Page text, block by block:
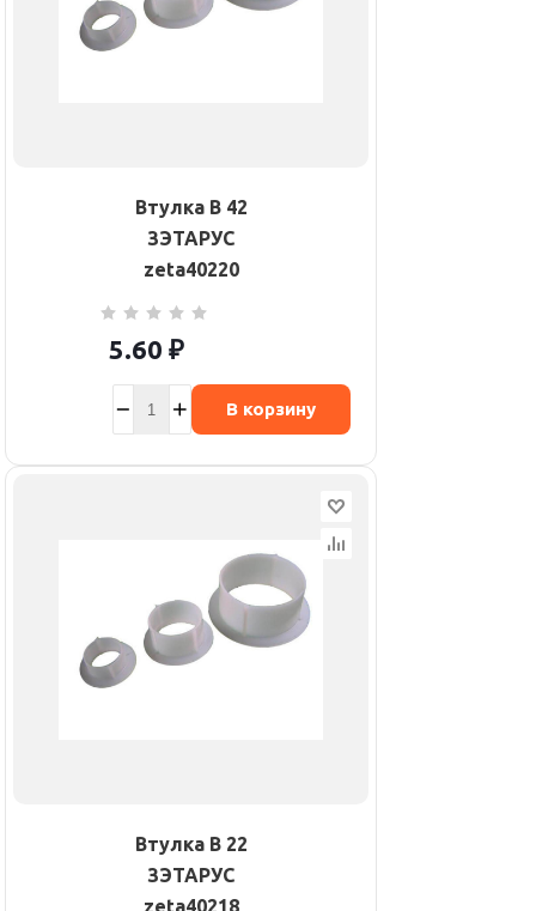
Втулка В 42
ЗЭТАРУС
zeta40220
5.60 ₽
В корзину
Втулка В 22
ЗЭТАРУС
zeta40218